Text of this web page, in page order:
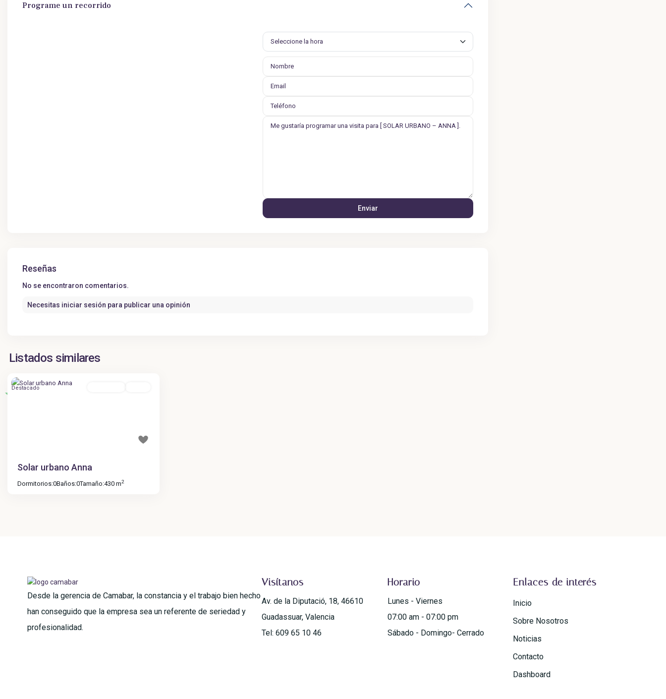
Programe un recorrido
Reseñas
No se encontraron comentarios.
Necesitas iniciar sesión para publicar una opinión
Listados similares
Destacado
Solar urbano Anna
Dormitorios:0Baños:0Tamaño:430 m2
Desde la gerencia de Camabar, la constancia y el trabajo bien hecho
han conseguido que la empresa sea un referente de seriedad y
profesionalidad.
Visítanos
Av. de la Diputació, 18, 46610
Guadassuar, Valencia
Tel: 609 65 10 46
Horario
Lunes - Viernes
07:00 am - 07:00 pm
Sábado - Domingo- Cerrado
Enlaces de interés
Inicio
Sobre Nosotros
Noticias
Contacto
Dashboard